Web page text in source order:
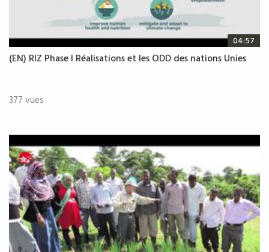
04:57
(EN) RIZ Phase I Réalisations et les ODD des nations Unies
377 vues